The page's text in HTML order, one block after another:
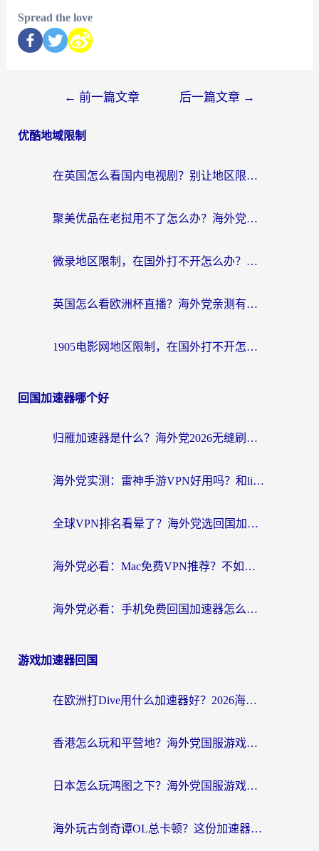
Spread the love
← 前一篇文章 后一篇文章 →
优酷地域限制
在英国怎么看国内电视剧？别让地区限制断了你的追剧节奏
聚美优品在老挝用不了怎么办？海外党必看的回国加速全攻略
微录地区限制，在国外打不开怎么办？海外党亲测有效的解决指南
英国怎么看欧洲杯直播？海外党亲测有效的回国加速解决方案
1905电影网地区限制，在国外打不开怎么办？海外党亲测有效的解决指南
回国加速器哪个好
归雁加速器是什么？海外党2026无缝刷剧玩国服的实用指南
海外党实测：雷神手游VPN好用吗？和lightVPN对比哪个回国效果更好？附真实体验+避坑指南
全球VPN排名看晕了？海外党选回国加速器的实用指南（附真实对比）
海外党必看：Mac免费VPN推荐？不如选对回国加速器，秒连国内资源不踩坑
海外党必看：手机免费回国加速器怎么选？3个维度帮你避开坑，无缝刷国内资源
游戏加速器回国
在欧洲打Dive用什么加速器好？2026海外玩家国服游戏加速全攻略
香港怎么玩和平营地？海外党国服游戏加速全攻略（附地铁逃生流放之路手游解决方案）
日本怎么玩鸿图之下？海外党国服游戏畅玩指南（附黎明觉醒RO爱国服解决方案）
海外玩古剑奇谭OL总卡顿？这份加速器选择指南帮你找回国服丝滑体验